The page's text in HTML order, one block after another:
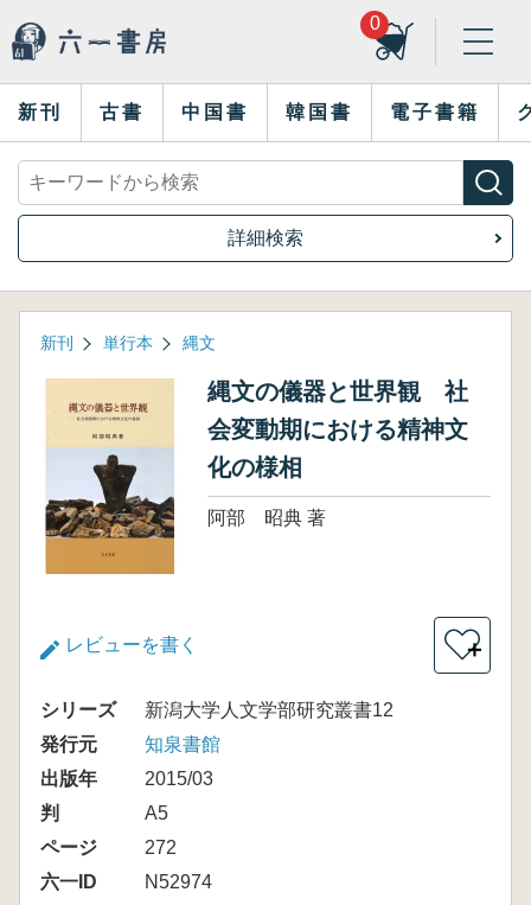
0
新刊 古書 中国書 韓国書 電子書籍
詳細検索
新刊 単行本 縄文
縄文の儀器と世界観 社
会変動期における精神文
化の様相
阿部 昭典 著
レビューを書く ＋
シリーズ
新潟大学人文学部研究叢書12
発行元
知泉書館
出版年
2015/03
判
A5
ページ
272
六一ID
N52974